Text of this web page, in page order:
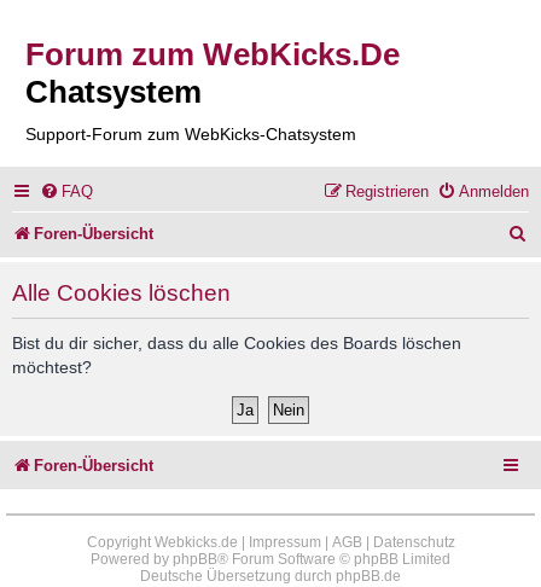
Forum zum WebKicks.De
Chatsystem
Support-Forum zum WebKicks-Chatsystem
FAQ Anmelden
Registrieren
Foren-Übersicht
Alle Cookies löschen
Bist du dir sicher, dass du alle Cookies des Boards löschen
möchtest?
Foren-Übersicht
Copyright Webkicks.de | Impressum AGB|
Datenschutz
Powered by phpBB® Forum Software © phpBB Limited
Deutsche Übersetzung durch phpBB.de